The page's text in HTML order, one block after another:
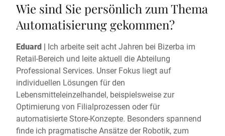
Wie sind Sie persönlich zum Thema
Automatisierung gekommen?
Eduard | Ich arbeite seit acht Jahren bei Bizerba im
Retail-Bereich und leite aktuell die Abteilung
Professional Services. Unser Fokus liegt auf
individuellen Lösungen für den
Lebensmitteleinzelhandel, beispielsweise zur
Optimierung von Filialprozessen oder für
automatisierte Store-Konzepte. Besonders spannend
finde ich pragmatische Ansätze der Robotik, zum